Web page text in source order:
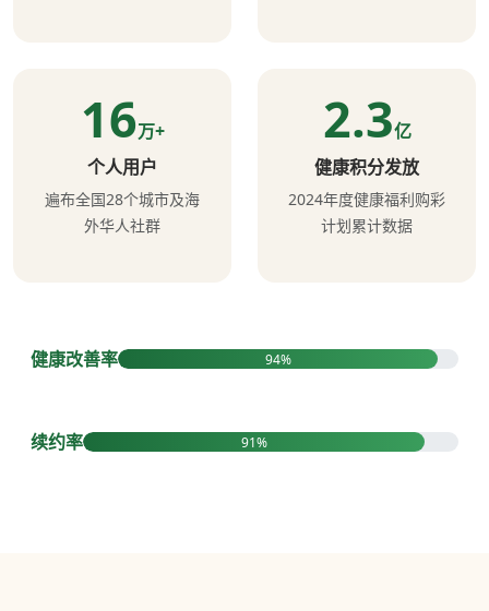
16万+
个人用户
遍布全国28个城市及海
外华人社群
2.3亿
健康积分发放
2024年度健康福利购彩
计划累计数据
健康改善率 94%
续约率 91%